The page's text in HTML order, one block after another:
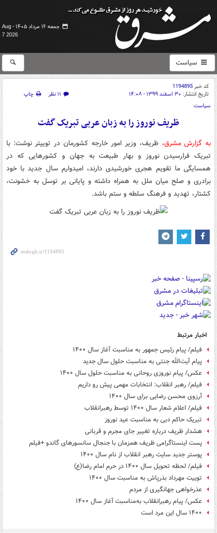
جمعه ۱۶ مرداد ۱۴۰۵ -
Aug
7 2026
سیاست
کد خبر1194895
تاریخ انتشار: ۳۰ اسفند ۱۳۹۹ - ۱۴:۰۸ ۱۱ نظر
چاپ
سیاست
ظریف نوروز را به زبان عربی تبریک گفت
به گزارش مشرق،ظریف، وزیر امور خارجه کشورمان در توییتر نوشت: با
تبریک فرارسیدن نوروز و بهار طبیعت به جهان و کشورهایی که در
همسایگی ما تقویم‌ هجری خورشیدی دارند، امیدوارم سال جدید با خود
برادری و صلح میان ملل به همراه داشته و پایانی بر توسل به خشونت،
کشتار، تهدید و فرهنگ سلطه و ستم باشد.
اخبار مرتبط
فیلم/ پیام رئیس جمهور به مناسبت آغاز سال ۱۴۰۰
پیام آیت‌الله جنتی به مناسبت حلول سال جدید
عکس/ پیام نوروزی روحانی به مناسبت حلول سال ۱۴۰۰
فیلم/ رهبر انقلاب: انتخابات مهمی پیش رو داریم
آرزوی محسن رضایی برای سال ۱۴۰۰
فیلم/ اعلام شعار سال ۱۴۰۰ توسط رهبرانقلاب
تبریک حاکم دبی به مناسبت عید نوروز
هشدار ظریف درباره تغییر جای مجرم و قربانی
پست اینستاگرامی ظریف همزمان با جنجال سانسورهای گاندو +فیلم
پوستر جدید سایت رهبر انقلاب از نام سال ۱۴۰۰
فیلم/ لحظه تحویل سال ۱۴۰۰ در حرم امام رضا(ع)
توییت مهرداد بذرپاش به مناسبت سال ۱۴۰۰
عذرخواهی جهانگیری از مردم
عکس/ پیام رهبرانقلاب به‌مناسبت آغاز سال ۱۴۰۰
۱۴۰۰ سال این مرد است